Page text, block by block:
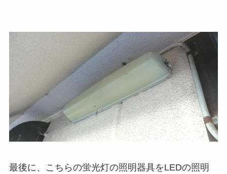
最後に、こちらの蛍光灯の照明器具をLEDの照明